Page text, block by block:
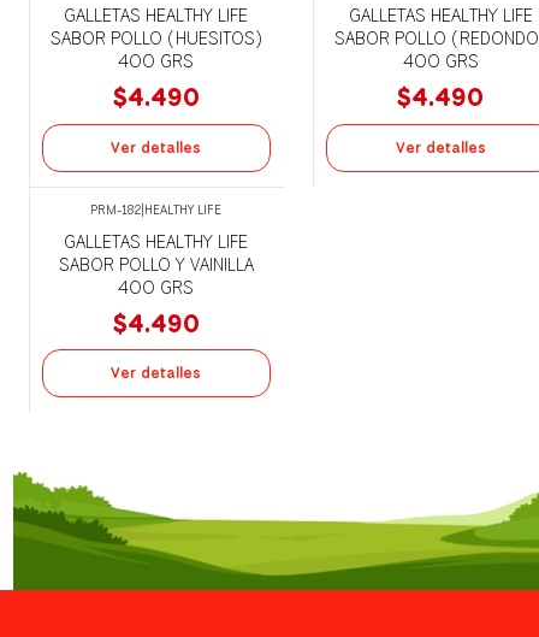
GALLETAS HEALTHY LIFE
SABOR POLLO (HUESITOS)
400 GRS
$4.490
Ver detalles
GALLETAS HEALTHY LIFE
SABOR POLLO
400 GRS
$4.490
Ver detalles
PRM-182 HEALTHY LIFE
GALLETAS HEALTHY LIFE
SABOR POLLO Y VAINILLA
400 GRS
$4.490
Ver detalles